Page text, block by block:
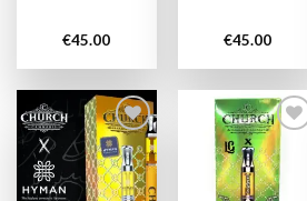
€45.00 €45.00
Add to
Add to